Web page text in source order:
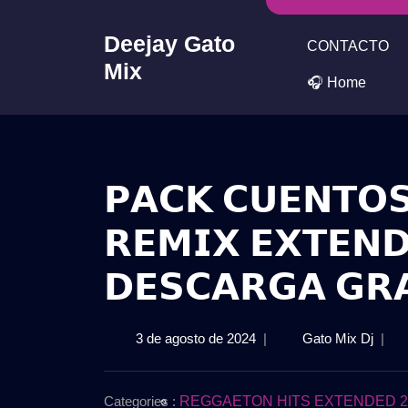
Deejay Gato
Mix
CONTACTO
🎧 Home
𝗣𝗔𝗖𝗞
𝗥𝗘𝗠𝗜𝗫
𝗗𝗘𝗦𝗖𝗔𝗥𝗚𝗔
3 de agosto de 20243
de
| Gato Mix Dj𝗣𝗔𝗖𝗞
𝗟𝗔
|
Categories : REGGAETON HITS EXTENDED